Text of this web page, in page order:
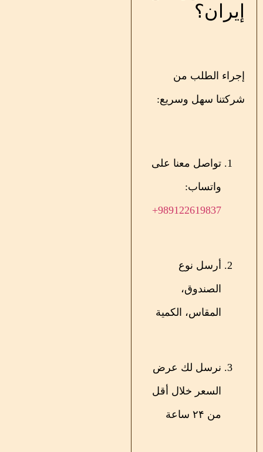
إيران؟
إجراء الطلب من
شركتنا سهل وسريع:
تواصل معنا على
واتساب:
989122619837+
أرسل نوع
الصندوق،
المقاس، الكمية
نرسل لك عرض
السعر خلال أقل
من ۲۴ ساعة